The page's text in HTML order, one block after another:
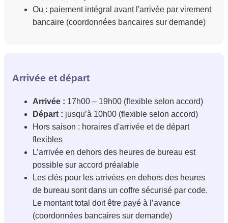
Ou : paiement intégral avant l'arrivée par virement
bancaire (coordonnées bancaires sur demande)
Arrivée et départ
Arrivée : 17h00 – 19h00 (flexible selon accord)
Départ : jusqu’à 10h00 (flexible selon accord)
Hors saison : horaires d'arrivée et de départ
flexibles
L’arrivée en dehors des heures de bureau est
possible sur accord préalable
Les clés pour les arrivées en dehors des heures
de bureau sont dans un coffre sécurisé par code.
Le montant total doit être payé à l’avance
(coordonnées bancaires sur demande)